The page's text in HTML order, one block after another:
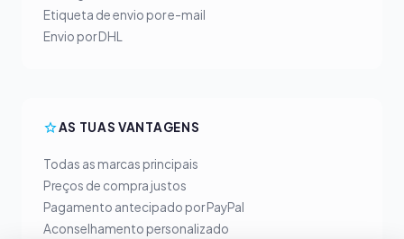
Etiqueta de envio por e-mail
Envio por DHL
AS TUAS VANTAGENS
Todas as marcas principais
Preços de compra justos
Pagamento antecipado por PayPal
Aconselhamento personalizado